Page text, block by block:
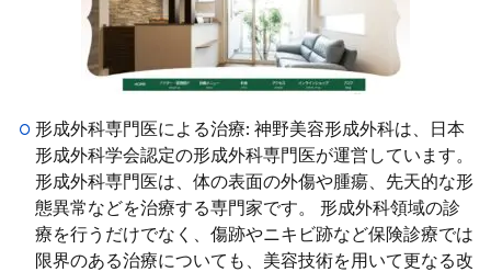
形成外科専門医による治療: 神野美容形成外科は、日本
形成外科学会認定の形成外科専門医が運営しています。
形成外科専門医は、体の表面の外傷や腫瘍、先天的な形
態異常などを治療する専門家です。 形成外科領域の診
療を行うだけでなく、傷跡やニキビ跡など保険診療では
限界のある治療についても、美容技術を用いて更なる改